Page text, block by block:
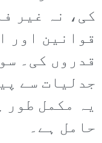
کی، نہ غیر
قوانین اور
قدروں کی۔
جدلیات سے
یہ مکمل
حامل ہے۔